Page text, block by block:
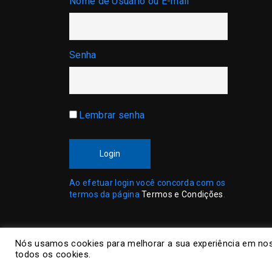
Senha
Lembrar senha
Login
Ao efetuar login você concorda com os
termos da páginaTermos e Condições
Nós usamos cookies para melhorar a sua experiência em
todos os cookies.